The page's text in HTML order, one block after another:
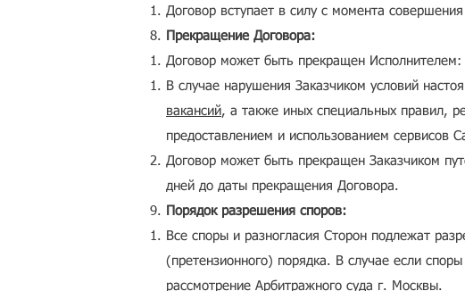
Договор вступает в силу с момента
Прекращение Договора:
Договор может быть прекращен Исполнителем:
В случае нарушения Заказчиком условий
вакансий, а также иных специальных правил,
предоставлением и использованием сервисов
Договор может быть прекращен Заказчиком
дней до даты прекращения Договора.
Порядок разрешения споров:
Все споры и разногласия Сторон подлежат
(претензионного) порядка. В случае если
рассмотрение Арбитражного суда г. Москвы.